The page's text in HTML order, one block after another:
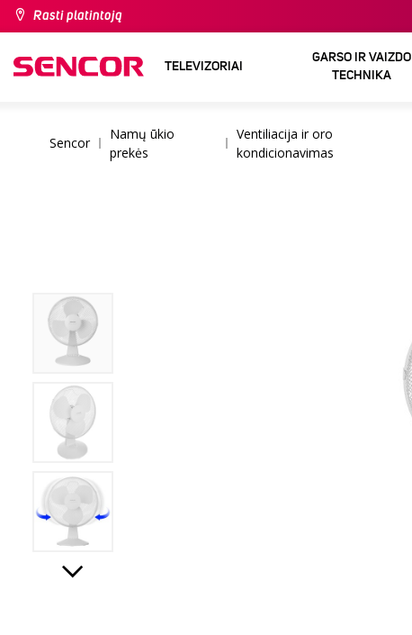
Rasti platintoją
TELEVIZORIAI
GARSO IR VAIZDO
TECHNIKA
Sencor
Namų ūkio
prekės
Ventiliacija ir oro
kondicionavimas